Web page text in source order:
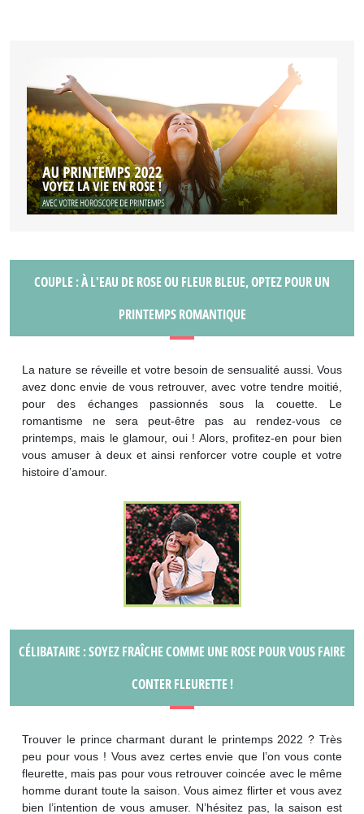
COUPLE : À L'EAU DE ROSE OU FLEUR BLEUE, OPTEZ POUR UN
PRINTEMPS ROMANTIQUE
La nature se réveille et votre besoin de sensualité aussi. Vous
avez donc envie de vous retrouver, avec votre tendre moitié,
pour des échanges passionnés sous la couette. Le
romantisme ne sera peut-être pas au rendez-vous ce
printemps, mais le glamour, oui ! Alors, profitez-en pour bien
vous amuser à deux et ainsi renforcer votre couple et votre
histoire d’amour.
CÉLIBATAIRE : SOYEZ FRAÎCHE COMME UNE ROSE POUR VOUS FAIRE
CONTER FLEURETTE !
Trouver le prince charmant durant le printemps 2022 ? Très
peu pour vous ! Vous avez certes envie que l’on vous conte
fleurette, mais pas pour vous retrouver coincée avec le même
homme durant toute la saison. Vous aimez flirter et vous avez
bien l’intention de vous amuser. N’hésitez pas, la saison est